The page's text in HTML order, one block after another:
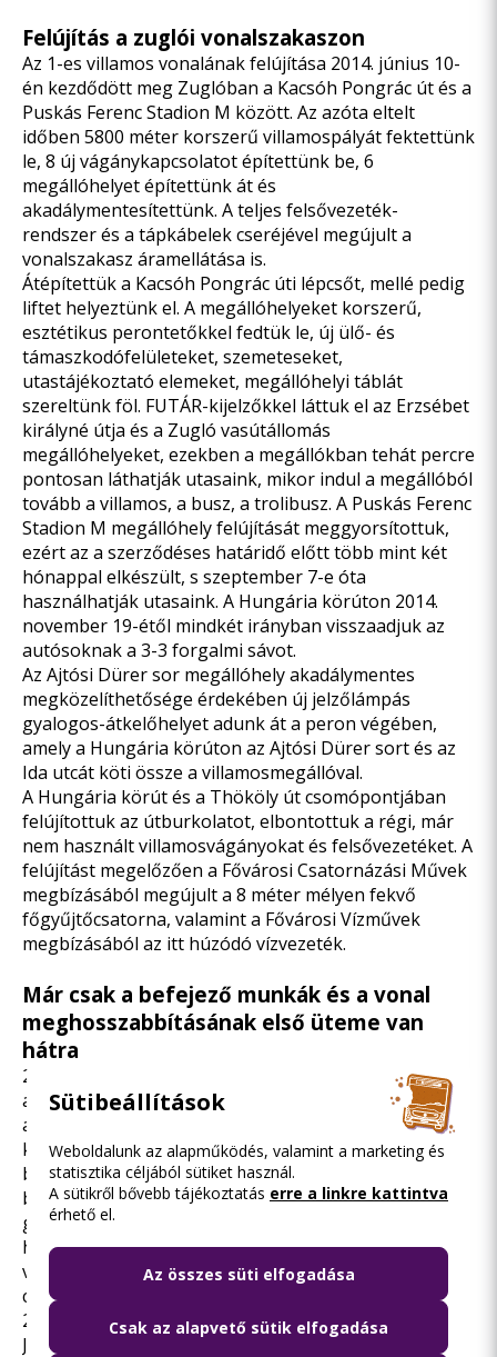
Felújítás a zuglói vonalszakaszon
Az 1-es villamos vonalának felújítása 2014. június 10-
én kezdődött meg Zuglóban a Kacsóh Pongrác út és a
Puskás Ferenc Stadion M között. Az azóta eltelt
időben 5800 méter korszerű villamospályát fektettünk
le, 8 új vágánykapcsolatot építettünk be, 6
megállóhelyet építettünk át és
akadálymentesítettünk. A teljes felsővezeték-
rendszer és a tápkábelek cseréjével megújult a
vonalszakasz áramellátása is.
Átépítettük a Kacsóh Pongrác úti lépcsőt, mellé pedig
liftet helyeztünk el. A megállóhelyeket korszerű,
esztétikus perontetőkkel fedtük le, új ülő- és
támaszkodófelületeket, szemeteseket,
utastájékoztató elemeket, megállóhelyi táblát
szereltünk föl. FUTÁR-kijelzőkkel láttuk el az Erzsébet
királyné útja és a Zugló vasútállomás
megállóhelyeket, ezekben a megállókban tehát percre
pontosan láthatják utasaink, mikor indul a megállóból
tovább a villamos, a busz, a trolibusz. A Puskás Ferenc
Stadion M megállóhely felújítását meggyorsítottuk,
ezért az a szerződéses határidő előtt több mint két
hónappal elkészült, s szeptember 7-e óta
használhatják utasaink. A Hungária körúton 2014.
november 19-étől mindkét irányban visszaadjuk az
autósoknak a 3-3 forgalmi sávot.
Az Ajtósi Dürer sor megállóhely akadálymentes
megközelíthetősége érdekében új jelzőlámpás
gyalogos-átkelőhelyet adunk át a peron végében,
amely a Hungária körúton az Ajtósi Dürer sort és az
Ida utcát köti össze a villamosmegállóval.
A Hungária körút és a Thököly út csomópontjában
felújítottuk az útburkolatot, elbontottuk a régi, már
nem használt villamosvágányokat és felsővezetéket. A
felújítást megelőzően a Fővárosi Csatornázási Művek
megbízásából megújult a 8 méter mélyen fekvő
főgyűjtőcsatorna, valamint a Fővárosi Vízművek
megbízásából az itt húzódó vízvezeték.
Már csak a befejező munkák és a vonal
meghosszabbításának első üteme van
hátra
2015. január végéig a Bécsi út és a Közvágóhíd között
a menetrend szerinti villamosközlekedést már nem
akadályozó, befejező munkákat végezzük el: többek
között helyreállítjuk a végleges forgalmi rendet,
befejezzük a megkezdett növénytelepítéseket és
beüzemeljük a Kacsóh Pongrác úti liftet. A vakok és a
gyengénlátók közlekedésének segítése érdekében
hangjelző berendezéseket szerelünk fel az 1-es
villamos vonalán található jelzőlámpás
csomópontokban. Ezen kiegészítő munkák várhatóan
2015 januárjára készülnek el.
Jelenleg is zajlik az 1-es villamos vonalának 3,2
Sütibeállítások
Weboldalunk az alapműködés, valamint a marketing és
statisztika céljából sütiket használ.
A sütikről bővebb tájékoztatás erre a linkre kattintva
érhető el.
Az összes süti elfogadása
Csak az alapvető sütik elfogadása